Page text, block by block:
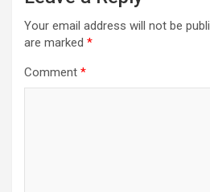
Your email address will not be
are marked *
Comment *